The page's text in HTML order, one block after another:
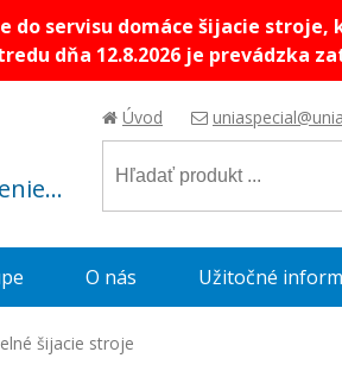
do servisu domáce šijacie stroje,
dňa 12.8.2026 je prevádzka
Úvod
šijacie stroje
O nás Užitočné